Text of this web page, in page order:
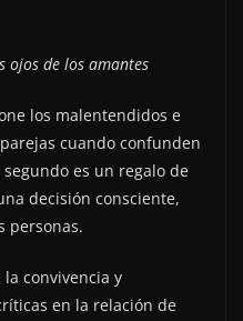
ojos de los amantes
los malentendidos e
cuando confunden
es un regalo de
decisión consciente,
personas.
la convivencia y
en la relación de